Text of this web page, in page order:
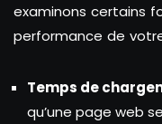
examinons certains
performance de
Temps de
qu’une page web